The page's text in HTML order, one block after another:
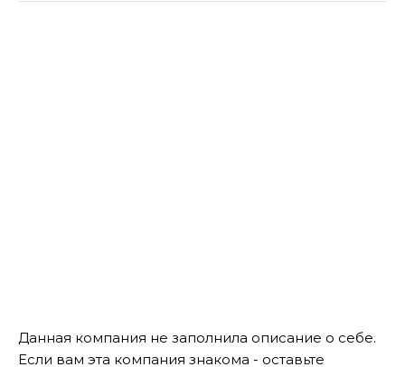
Данная компания не заполнила описание о себе.
Если вам эта компания знакома - оставьте